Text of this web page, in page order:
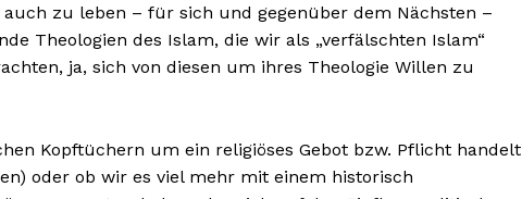
NOW
Company
Subscription Plans
My account
zu leben – für sich und gegenüber dem Nächsten –
Theologien des Islam, die wir als „verfälschten Islam“
ja, sich von diesen um ihres Theologie Willen zu
Kopftüchern um ein religiöses Gebot bzw. Pflicht handelt
oder ob wir es viel mehr mit einem historisch